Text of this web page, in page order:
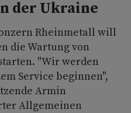
der Ukraine
Rheinmetall will
die Wartung von
"Wir werden
Service beginnen",
Armin
Allgemeinen